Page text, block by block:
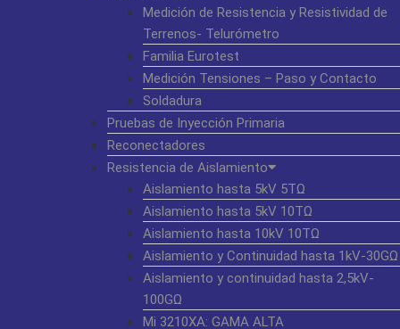
Medición de Resistencia y Resistividad de
Terrenos- Telurómetro
Familia Eurotest
Medición Tensiones – Paso y Contacto
Soldadura
Pruebas de Inyección Primaria
Reconectadores
Resistencia de Aislamiento
Aislamiento hasta 5kV 5TΩ
Aislamiento hasta 5kV 10TΩ
Aislamiento hasta 10kV 10TΩ
Aislamiento y Continuidad hasta 1kV-30GΩ
Aislamiento y continuidad hasta 2,5kV-
100GΩ
Mi 3210XA: GAMA ALTA